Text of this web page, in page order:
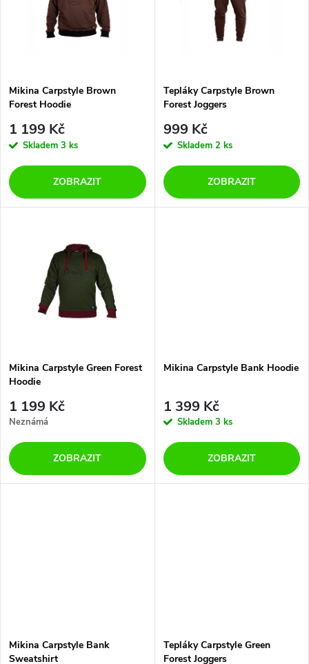
p
r
o
d
s
p
r
o
ů
Mikina Carpstyle Brown
Forest Hoodie
1 199 Kč
Skladem 3 ks
ZOBRAZIT
Tepláky Carpstyle Brown
Forest Joggers
999 Kč
Skladem 2 ks
ZOBRAZIT
Mikina Carpstyle Green Forest
Hoodie
1 199 Kč
Neznámá
ZOBRAZIT
Mikina Carpstyle Bank Hoodie
1 399 Kč
Skladem 3 ks
ZOBRAZIT
Mikina Carpstyle Bank
Sweatshirt
Tepláky Carpstyle Green
Forest Joggers